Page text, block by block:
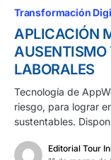
Transformación
APLICACIÓN
AUSENTISMO
LABORALES
Tecnología de
riesgo, para lograr
sustentables.
Editorial Tour